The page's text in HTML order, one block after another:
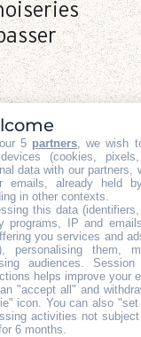
séjour
5 partners , we wish
(cookies,
data with our partners,
emails, already held
in other contexts.
this data
programs, IP and
you services and
personalising them,
audiences.
helps improve your
"accept all" and
icon . You can also
activities not
6 months.